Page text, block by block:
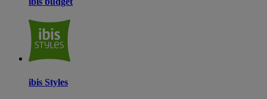
ibis Styles